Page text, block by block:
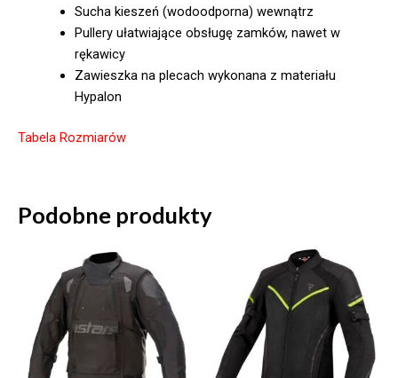
Sucha kieszeń (wodoodporna) wewnątrz
Pullery ułatwiające obsługę zamków, nawet w
rękawicy
Zawieszka na plecach wykonana z materiału
Hypalon
Tabela Rozmiarów
Podobne produkty